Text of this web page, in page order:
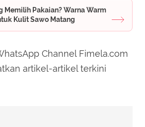
Memilih Pakaian? Warna Warm
Kulit Sawo Matang
Channel Fimela.com
artikel-artikel terkini